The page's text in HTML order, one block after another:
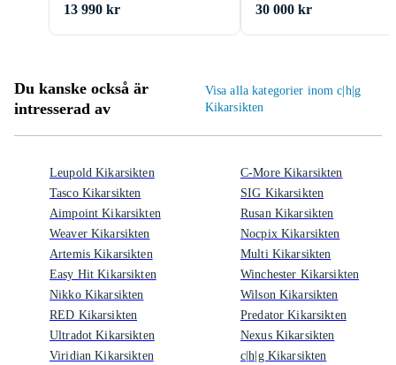
13 990 kr
mörkersikte
30 000 kr
Du kanske också är
intresserad av
Visa alla kategorier inom c|h|g
Kikarsikten
Leupold Kikarsikten
Tasco Kikarsikten
Aimpoint Kikarsikten
Weaver Kikarsikten
Artemis Kikarsikten
Easy Hit Kikarsikten
Nikko Kikarsikten
RED Kikarsikten
Ultradot Kikarsikten
Viridian Kikarsikten
C-More Kikarsikten
SIG Kikarsikten
Rusan Kikarsikten
Nocpix Kikarsikten
Multi Kikarsikten
Winchester Kikarsikten
Wilson Kikarsikten
Predator Kikarsikten
Nexus Kikarsikten
c|h|g Kikarsikten